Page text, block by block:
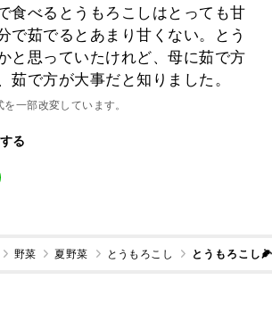
食べるとうもろこしはとっても甘
で茹でるとあまり甘くない。とう
と思っていたけれど、母に茹で方
茹で方が大事だと知りました。
一部改変しています。
る
野菜 夏野菜 とうもろこし とうもろこし